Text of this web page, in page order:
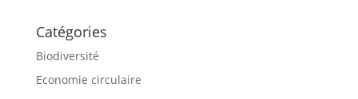
Catégories
Biodiversité
Economie circulaire